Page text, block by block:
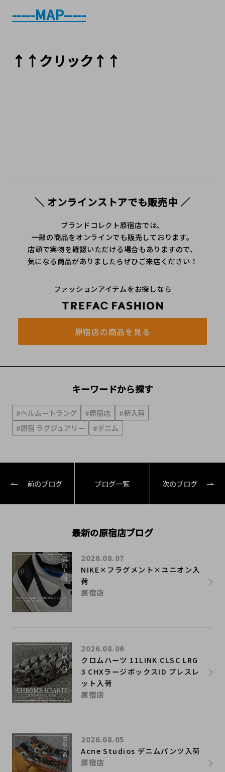
-----MAP-----
↑↑クリック↑↑
＼ オンラインストアでも販売中 ／
ブランドコレクト原宿店では、
一部の商品をオンラインでも販売しております。
店頭で実物を確認いただける場合もありますので、
気になる商品がありましたらぜひご来店ください！
ファッションアイテムをお探しなら
原宿店の商品を見る
キーワードから探す
#ヘルムートラング #原宿店
#新入荷
#原宿 ラグジュアリー
#デニム
前のブログ ブログ一覧 次のブログ
最新の原宿店ブログ
NIKE×フラグメント×ユニオン入
荷
2026.08.07
原宿店
クロムハーツ 11LINK CLSC LRG
3 CHXラージボックスID ブレスレ
ット入荷
2026.08.06
原宿店
Acne Studios デニムパンツ入荷
2026.08.05
原宿店